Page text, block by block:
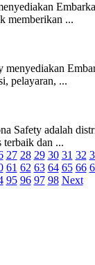
memberikan ...
pelayaran, ...
Safety adalah
terbaik dan ...
27 28 29 30 31 32
61 62 63 64 65 66
95 96 97 98 Next